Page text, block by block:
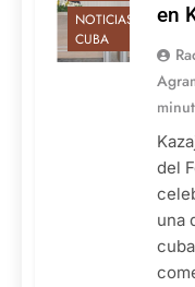
NOTICIAS DE
CUBA
en
del
una